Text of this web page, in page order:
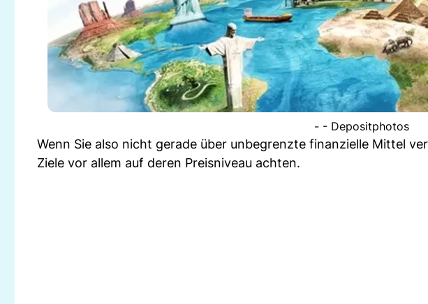
- - Depositphotos
Wenn Sie also nicht gerade über unbegrenzte finanzielle Mittel
Ziele vor allem auf deren Preisniveau achten.